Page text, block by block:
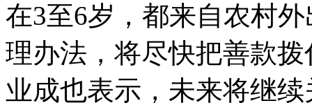
在3至6岁，都来自农村
理办法，将尽快把善款
业成也表示，未来将继